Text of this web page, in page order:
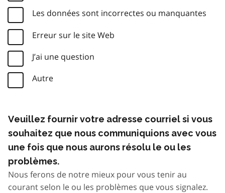
Les données sont incorrectes ou manquantes
Erreur sur le site Web
J’ai une question
Autre
Veuillez fournir votre adresse courriel si vous
souhaitez que nous communiquions avec vous
une fois que nous aurons résolu le ou les
problèmes.
Nous ferons de notre mieux pour vous tenir au
courant selon le ou les problèmes que vous signalez.